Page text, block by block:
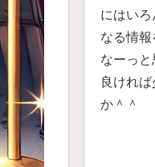
にはい
なる情
なーっと
良けれ
か＾＾